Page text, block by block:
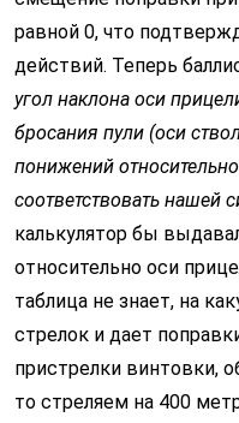
равной 0, что
действий. Теперь
угол наклона оси
бросания пули (оси
понижений
соответствовать нашей
калькулятор бы
относительно оси
таблица не знает, на
стрелок и дает
пристрелки винтовки,
то стреляем на 400